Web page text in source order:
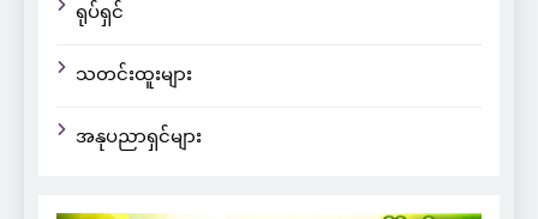
ရုပ်ရှင်
သတင်းထူးများ
အနုပညာရှင်များ